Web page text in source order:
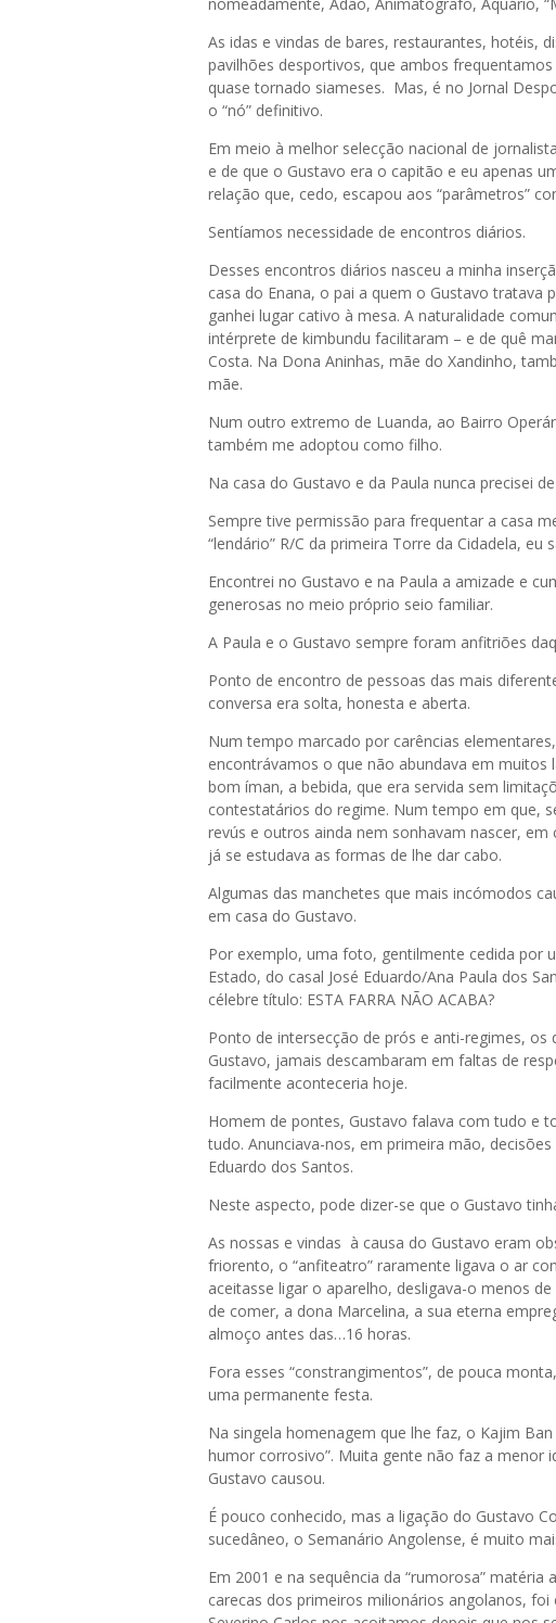
As idas e vindas de bares, restaurantes, hotéis,
pavilhões desportivos, que ambos
quase tornado siameses. Mas, é no Jornal
o “nó” definitivo.
Em meio à melhor selecção nacional de
e de que o Gustavo era o capitão e eu apenas
relação que, cedo, escapou aos “parâmetros”
Sentíamos necessidade de encontros diários.
Desses encontros diários nasceu a minha
casa do Enana, o pai a quem o Gustavo
ganhei lugar cativo à mesa. A naturalidade
intérprete de kimbundu facilitaram – e de quê
Costa. Na Dona Aninhas, mãe do Xandinho,
mãe.
Num outro extremo de Luanda, ao Bairro
também me adoptou como filho.
Na casa do Gustavo e da Paula nunca precisei
Sempre tive permissão para frequentar a casa
“lendário” R/C da primeira Torre da Cidadela,
Encontrei no Gustavo e na Paula a amizade e
generosas no meio próprio seio familiar.
A Paula e o Gustavo sempre foram anfitriões
Ponto de encontro de pessoas das mais
conversa era solta, honesta e aberta.
Num tempo marcado por carências
encontrávamos o que não abundava em muitos
bom íman, a bebida, que era servida sem
contestatários do regime. Num tempo em que,
revús e outros ainda nem sonhavam nascer, em
já se estudava as formas de lhe dar cabo.
Algumas das manchetes que mais incómodos
em casa do Gustavo.
Por exemplo, uma foto, gentilmente cedida por
Estado, do casal José Eduardo/Ana Paula dos
célebre título: ESTA FARRA NÃO ACABA?
Ponto de intersecção de prós e anti-regimes,
Gustavo, jamais descambaram em faltas de
facilmente aconteceria hoje.
Homem de pontes, Gustavo falava com tudo e
tudo. Anunciava-nos, em primeira mão,
Eduardo dos Santos.
Neste aspecto, pode dizer-se que o Gustavo
As nossas e vindas à causa do Gustavo eram
friorento, o “anfiteatro” raramente ligava o ar
aceitasse ligar o aparelho, desligava-o menos
de comer, a dona Marcelina, a sua eterna
almoço antes das…16 horas.
Fora esses “constrangimentos”, de pouca
uma permanente festa.
Na singela homenagem que lhe faz, o Kajim
humor corrosivo”. Muita gente não faz a menor
Gustavo causou.
É pouco conhecido, mas a ligação do Gustavo
sucedâneo, o Semanário Angolense, é muito
Em 2001 e na sequência da “rumorosa”
carecas dos primeiros milionários angolanos,